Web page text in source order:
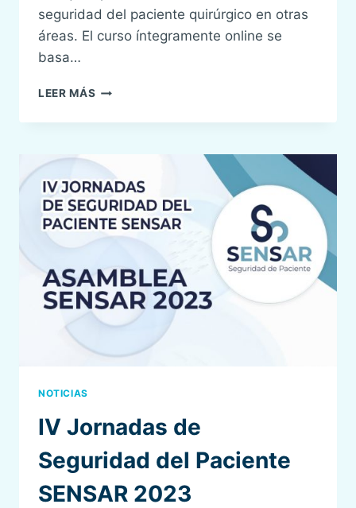
seguridad del paciente quirúrgico en otras
áreas. El curso íntegramente online se
basa…
LEER MÁS CURSO
DE
PACIENTE
QUIRÚRGICO
–
CSSPQ8
NOTICIAS
IV Jornadas de
Seguridad del Paciente
SENSAR 2023